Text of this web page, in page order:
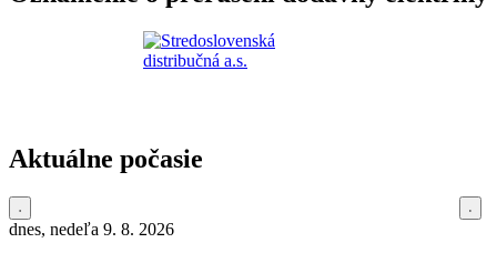
Aktuálne počasie
dnes, nedeľa 9. 8. 2026